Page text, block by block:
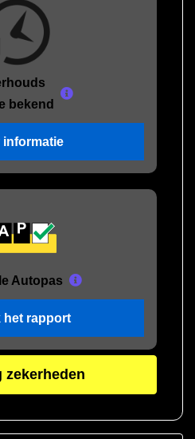
bekend
informatie
Autopas
het rapport
zekerheden